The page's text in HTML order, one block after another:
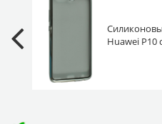
Huawei P10